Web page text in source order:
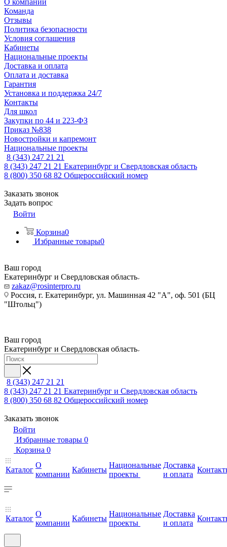
О компании
Команда
Отзывы
Политика безопасности
Условия соглашения
Кабинеты
Национальные проекты
Доставка и оплата
Оплата и доставка
Гарантия
Установка и поддержка 24/7
Контакты
Для школ
Закупки по 44 и 223-ФЗ
Приказ №838
Новостройки и капремонт
Национальные проекты
8 (343) 247 21 21
8 (343) 247 21 21 Екатеринбург и Свердловская область
8 (800) 350 68 82 Общероссийский номер
Заказать звонок
Задать вопрос
Войти
Корзина0
Избранные товары0
Ваш город
Екатеринбург и Свердловская область
zakaz@rosinterpro.ru
Россия, г. Екатеринбург, ул. Машинная 42 "А", оф. 501 (БЦ
"Штольц")
Ваш город
Екатеринбург и Свердловская область
8 (343) 247 21 21
8 (343) 247 21 21 Екатеринбург и Свердловская область
8 (800) 350 68 82 Общероссийский номер
Заказать звонок
Войти
Избранные товары 0
Корзина 0
Каталог
О
компании
Кабинеты
Национальные
проекты
Доставка
и оплата
Каталог
О
компании
Кабинеты
Национальные
проекты
Доставка
и оплата